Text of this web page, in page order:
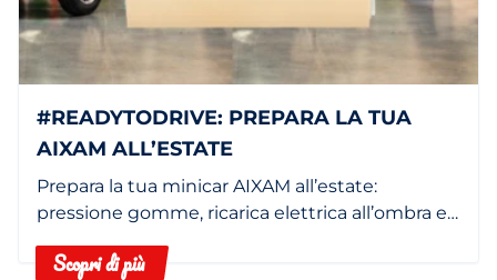
#READYTODRIVE: PREPARA LA TUA
AIXAM ALL’ESTATE
Prepara la tua minicar AIXAM all’estate:
pressione gomme, ricarica elettrica all’ombra e
Scopri di più